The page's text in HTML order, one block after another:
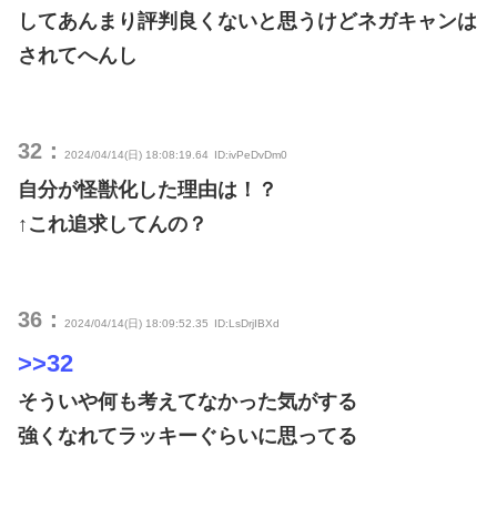
してあんまり評判良くないと思うけどネガキャンは
されてへんし
32： 2024/04/14(日) 18:08:19.64 ID:ivPeDvDm0
自分が怪獣化した理由は！？
↑これ追求してんの？
36： 2024/04/14(日) 18:09:52.35 ID:LsDrjIBXd
>>32
そういや何も考えてなかった気がする
強くなれてラッキーぐらいに思ってる